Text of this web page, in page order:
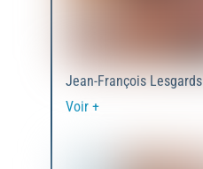
Jean-François Lesgards
Voir +